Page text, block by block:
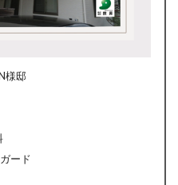
様邸
塗料
イージスガード